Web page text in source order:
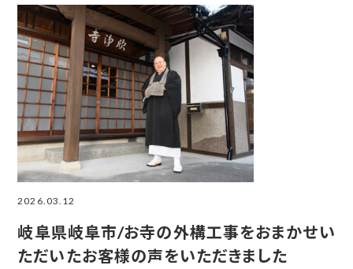
2026.03.12
岐阜県岐阜市/お寺の外構工事をおまかせい
ただいたお客様の声をいただきました